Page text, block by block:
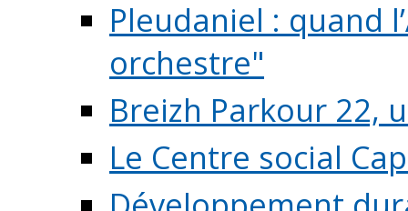
Pleudaniel : quand
orchestre"
Breizh Parkour 22,
Le Centre social